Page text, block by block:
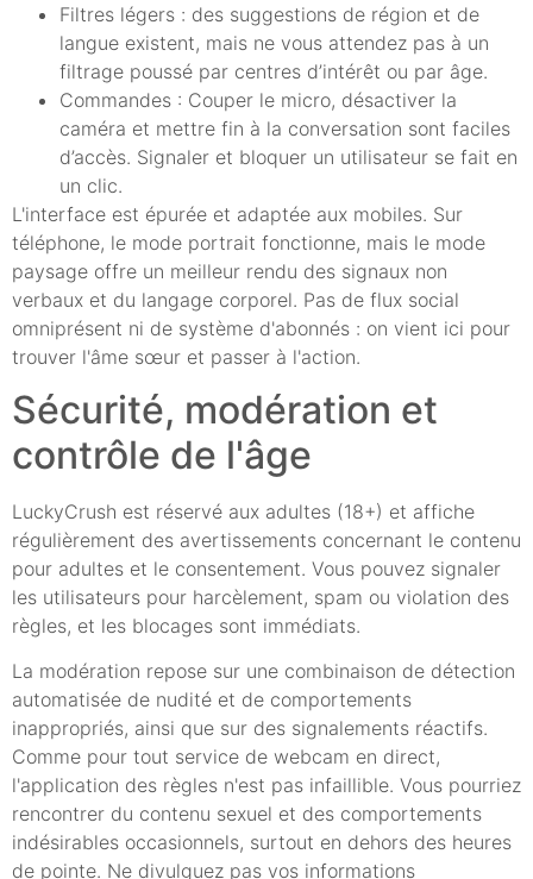
Filtres légers : des suggestions de région et de
langue existent, mais ne vous attendez pas à un
filtrage poussé par centres d’intérêt ou par âge.
Commandes : Couper le micro, désactiver la
caméra et mettre fin à la conversation sont faciles
d’accès. Signaler et bloquer un utilisateur se fait en
un clic.
L'interface est épurée et adaptée aux mobiles. Sur
téléphone, le mode portrait fonctionne, mais le mode
paysage offre un meilleur rendu des signaux non
verbaux et du langage corporel. Pas de flux social
omniprésent ni de système d'abonnés : on vient ici pour
trouver l'âme sœur et passer à l'action.
Sécurité, modération et
contrôle de l'âge
LuckyCrush est réservé aux adultes (18+) et affiche
régulièrement des avertissements concernant le contenu
pour adultes et le consentement. Vous pouvez signaler
les utilisateurs pour harcèlement, spam ou violation des
règles, et les blocages sont immédiats.
La modération repose sur une combinaison de détection
automatisée de nudité et de comportements
inappropriés, ainsi que sur des signalements réactifs.
Comme pour tout service de webcam en direct,
l'application des règles n'est pas infaillible. Vous pourriez
rencontrer du contenu sexuel et des comportements
indésirables occasionnels, surtout en dehors des heures
de pointe. Ne divulguez pas vos informations